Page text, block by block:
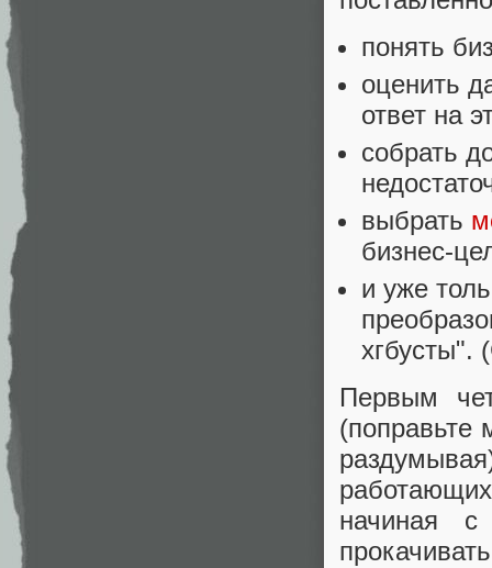
понять
оценить
ответ на
собрать
выбрать
бизнес-
и уже
хгбусты".
Первым
(поправьте
начиная